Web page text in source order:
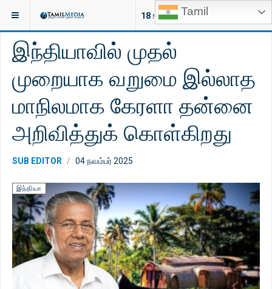
Tamil
18 NEW ARTICLES
இருக்குமிடம்: செய்திகள்
இந்தியாவில் முதல்
முறையாக வறுமை இல்லாத
மாநிலமாக கேரளா தன்னை
அறிவித்துக் கொள்கிறது
SUB EDITOR 04 நவம்பர் 2025
இந்தியா